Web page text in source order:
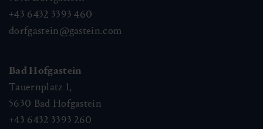
+43 6432 3393 460
dorfgastein@gastein.com
Bad Hofgastein
Tauernplatz 1,
5630 Bad Hofgastein
+43 6432 3393 260